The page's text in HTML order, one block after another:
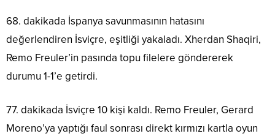
68. dakikada İspanya savunmasının hatasını
değerlendiren İsviçre, eşitliği yakaladı. Xherdan Shaqiri,
Remo Freuler’in pasında topu filelere göndererek
durumu 1-1’e getirdi.
77. dakikada İsviçre 10 kişi kaldı. Remo Freuler, Gerard
Moreno’ya yaptığı faul sonrası direkt kırmızı kartla oyun